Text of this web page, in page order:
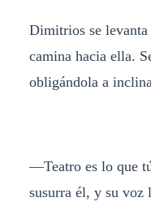
Dimitrios se levanta
camina hacia ella.
obligándola a
—Teatro es lo que
susurra él, y su voz